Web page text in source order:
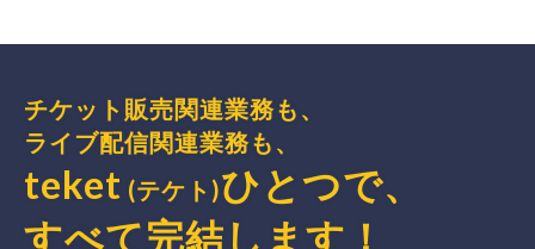
チケット販売関連業務も、
ライブ配信関連業務も、
teket (テケト)ひとつで、
すべて完結 します ！